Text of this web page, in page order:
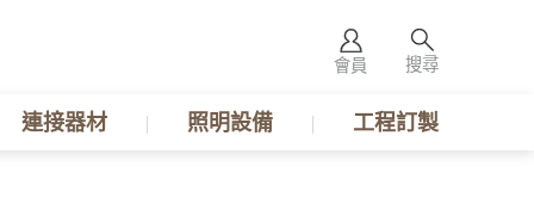
會員 搜尋
連接器材 照明設備 工程訂製